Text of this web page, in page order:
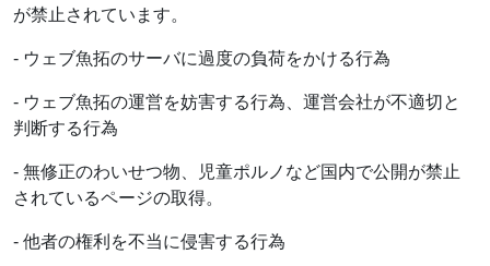
が禁止されています。
- ウェブ魚拓のサーバに過度の負荷をかける行為
- ウェブ魚拓の運営を妨害する行為、運営会社が不適切と
判断する行為
- 無修正のわいせつ物、児童ポルノなど国内で公開が禁止
されているページの取得。
- 他者の権利を不当に侵害する行為